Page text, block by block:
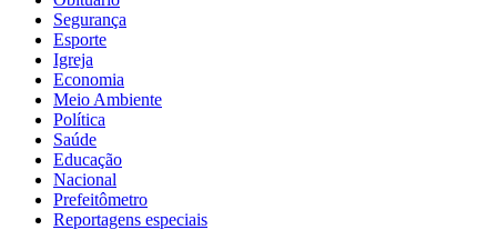
Segurança
Esporte
Igreja
Economia
Meio Ambiente
Política
Saúde
Educação
Nacional
Prefeitômetro
Reportagens especiais